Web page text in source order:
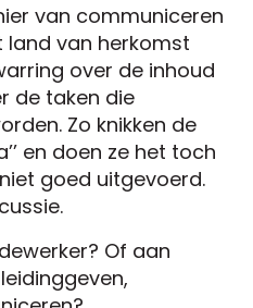
van communiceren
land van herkomst
over de inhoud
de taken die
Zo knikken de
en doen ze het toch
goed uitgevoerd.
Of aan